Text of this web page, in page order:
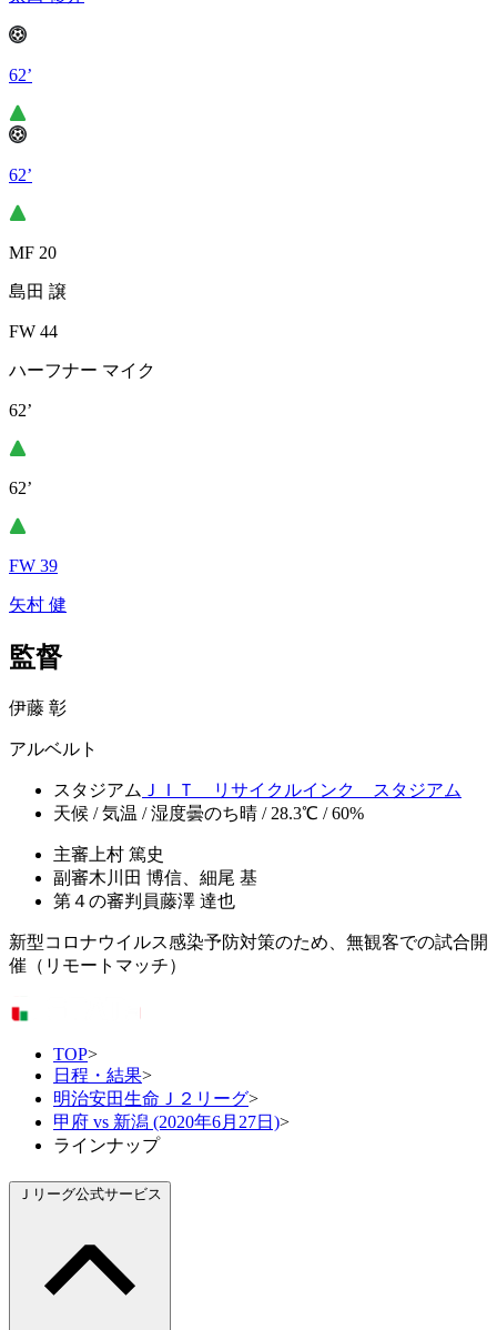
62’
62’
MF 20
島田 譲
FW 44
ハーフナー マイク
62’
62’
FW 39
矢村 健
監督
伊藤 彰
アルベルト
スタジアム ＪＩＴ リサイクルインク スタジアム
天候 / 気温 / 湿度曇のち晴 / 28.3℃ / 60%
主審 上村 篤史
副審木川田 博信、細尾 基
第４の審判員藤澤 達也
新型コロナウイルス感染予防対策のため、無観客での試合開
催（リモートマッチ）
TOP>
日程・結果>
明治安田生命Ｊ２リーグ>
甲府 vs 新潟 (2020年6月27日)>
ラインナップ
Ｊリーグ公式サービス